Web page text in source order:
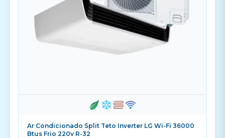
Ar Condicionado Split Teto Inverter LG Wi-Fi 36000
Btus Frio 220v R-32